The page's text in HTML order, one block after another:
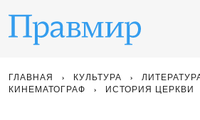
ГЛАВНАЯ КУЛЬТУРА
КИНЕМАТОГРАФ
ИСТОРИЯ ЦЕРКВИ